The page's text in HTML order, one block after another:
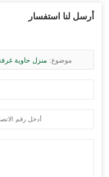
أرسل لنا استفسار
موضوع: